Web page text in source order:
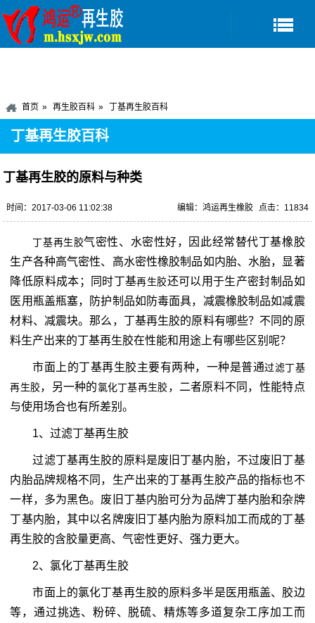
首页 再生胶百科 丁基再生胶百科
丁基再生胶百科
丁基再生胶的原料与种类
时间：2017-03-06 11:02:38 点击：11834
编辑：鸿运再生橡胶
丁基再生胶气密性、水密性好，因此经常替代丁基橡胶
生产各种高气密性、高水密性橡胶制品如内胎、水胎，显著
降低原料成本；同时丁基再生胶还可以用于生产密封制品如
医用瓶盖瓶塞，防护制品如防毒面具，减震橡胶制品如减震
材料、减震块。那么，丁基再生胶的原料有哪些？不同的原
料生产出来的丁基再生胶在性能和用途上有哪些区别呢？
市面上的丁基再生胶主要有两种，一种是普通过滤丁基
再生胶，另一种的氯化丁基再生胶，二者原料不同，性能特点
与使用场合也有所差别。
1、过滤丁基再生胶
过滤丁基再生胶的原料是废旧丁基内胎，不过废旧丁基
内胎品牌规格不同，生产出来的丁基再生胶产品的指标也不
一样，多为黑色。废旧丁基内胎可分为品牌丁基内胎和杂牌
丁基内胎，其中以名牌废旧丁基内胎为原料加工而成的丁基
再生胶的含胶量更高、气密性更好、强力更大。
2、氯化丁基再生胶
市面上的氯化丁基再生胶的原料多半是医用瓶盖、胶边
等，通过挑选、粉碎、脱硫、精炼等多道复杂工序加工而